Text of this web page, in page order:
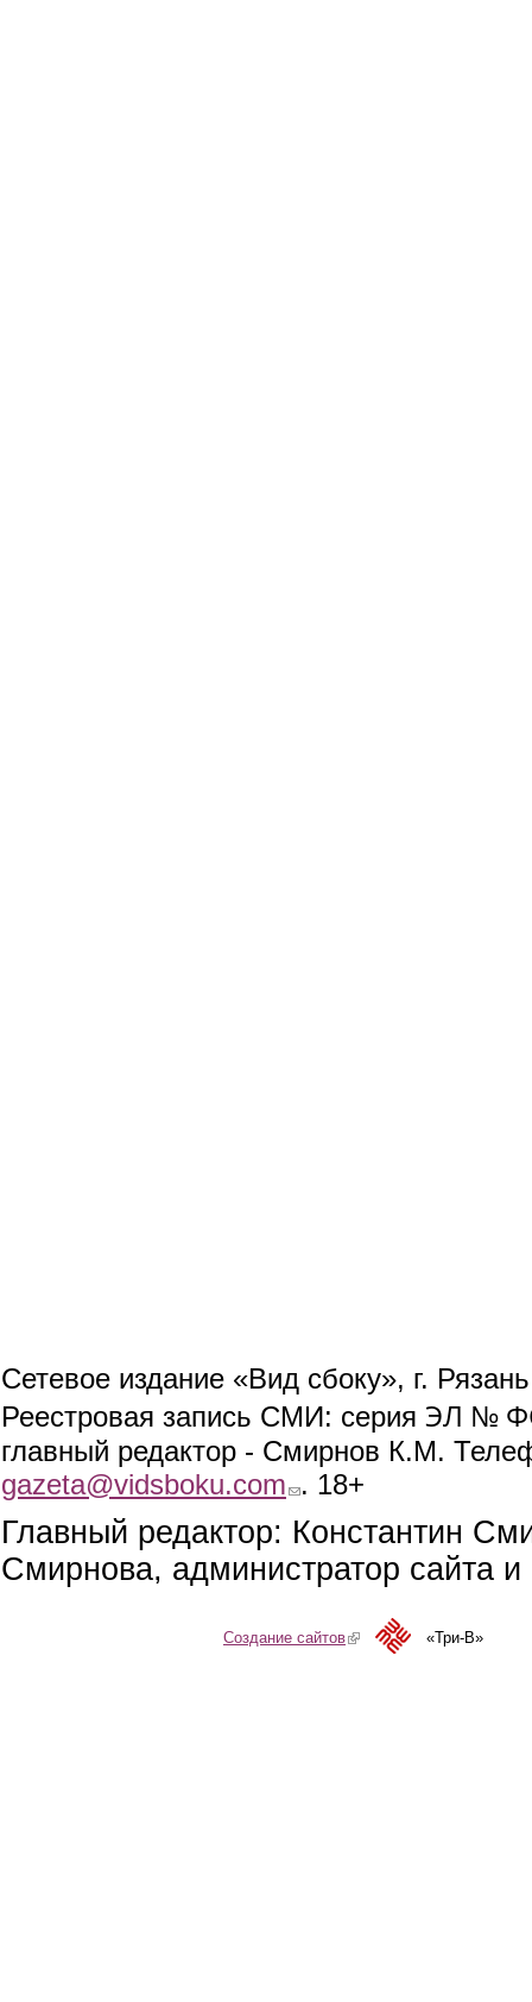
Сетевое издание «Вид сбоку», г.
Реестровая запись СМИ: серия ЭЛ №
главный редактор - Смирнов К.М.
gazeta@vidsboku.com (link sends e-mail)
. 18+
Главный редактор: Константин
Смирнова, администратор сайта
Создание сайтов(link is external)«Три-В»